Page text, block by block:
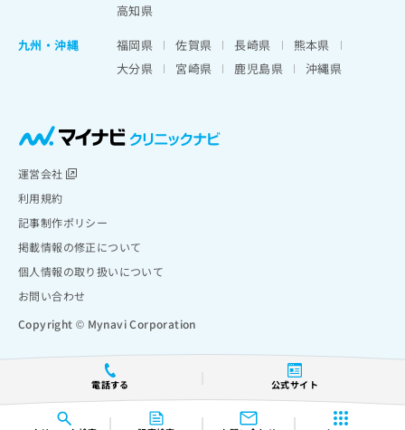
電話する 公式サイト
高知県
九州・沖縄
福岡県 佐賀県 長崎県
熊本県
大分県
宮崎県 鹿児島県 沖縄県
運営会社
利用規約
記事制作ポリシー
掲載情報の修正について
個人情報の取り扱いについて
お問い合わせ
Copyright © Mynavi Corporation